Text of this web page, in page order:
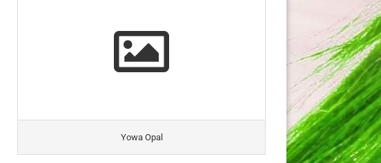
Yowa Opal